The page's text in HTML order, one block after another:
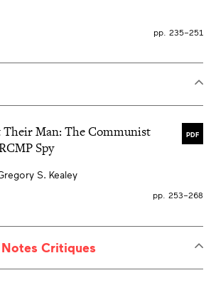
responsable.
pp. 235–251
PDF
Their Man: The Communist
Spy
S. Kealey
pp. 253–268
Critiques